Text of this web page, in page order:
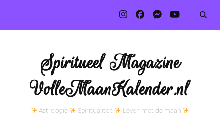
Spiritueel Magazine
VolleMaanKalender.nl
Astrologie Spiritualiteit Leven met de maan